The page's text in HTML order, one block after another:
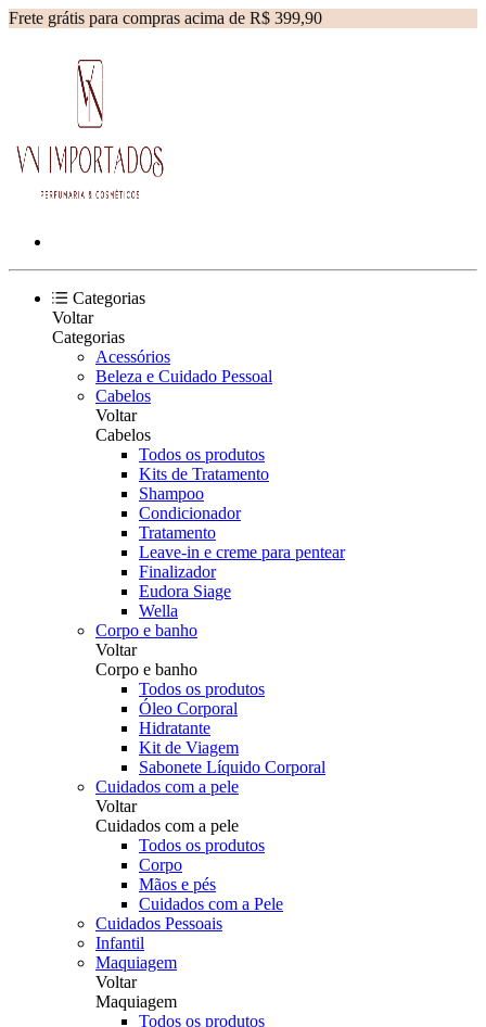
Frete grátis para compras acima de R$ 399,90
Categorias
Voltar
Categorias
Acessórios
Beleza e Cuidado Pessoal
Cabelos
Voltar
Cabelos
Todos os produtos
Kits de Tratamento
Shampoo
Condicionador
Tratamento
Leave-in e creme para pentear
Finalizador
Eudora Siage
Wella
Corpo e banho
Voltar
Corpo e banho
Todos os produtos
Óleo Corporal
Hidratante
Kit de Viagem
Sabonete Líquido Corporal
Cuidados com a pele
Voltar
Cuidados com a pele
Todos os produtos
Corpo
Mãos e pés
Cuidados com a Pele
Cuidados Pessoais
Infantil
Maquiagem
Voltar
Maquiagem
Todos os produtos